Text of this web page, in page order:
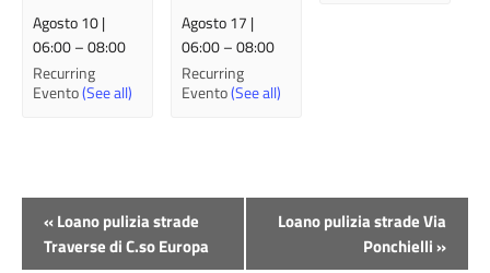
Agosto 10 |
06:00–08:00
Recurring
Evento(See all)
Agosto 17 |
06:00–08:00
Recurring
Evento(See all)
Evento
Navigazione
«Loano pulizia strade
Traverse di C.so Europa
Loano pulizia strade Via
Ponchielli»